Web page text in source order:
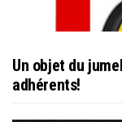
Un objet du
adhérents!